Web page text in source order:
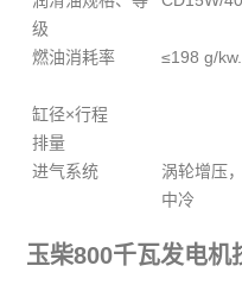
级
燃油消耗率
≤198 g/
缸径×行程
排量
进气系统
涡轮增压
中冷
玉柴800千瓦发电机